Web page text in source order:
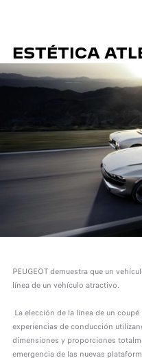
ESTÉTICA
PEUGEOT demuestra que un
línea de un vehículo atractivo.
La elección de la línea de un
experiencias de conducción
dimensiones y proporciones
emergencia de las nuevas